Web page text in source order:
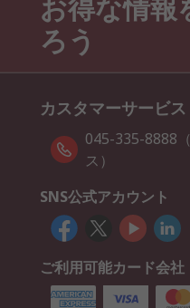
ろう
カスタマーサービス
045-335-8888
ス）
SNS公式アカウント
ご利用可能カード会社